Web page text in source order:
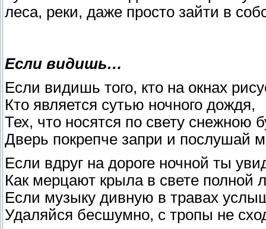
леса, реки, даже просто зайти в
Если видишь…
Если видишь того, кто на окнах
Кто является сутью ночного дождя,
Тех, что носятся по свету снежною
Дверь покрепче запри и послушай
Если вдруг на дороге ночной ты
Как мерцают крыла в свете полной
Если музыку дивную в травах
Удаляйся бесшумно, с тропы не